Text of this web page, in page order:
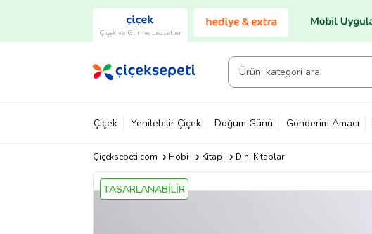
Çiçek ve Gurme Lezzetler
Çiçek Yenilebilir Çiçek Doğum Günü Gönderim Amacı
Çiçeksepeti.com Hobi Kitap Dini Kitaplar
TASARLANABİLİR